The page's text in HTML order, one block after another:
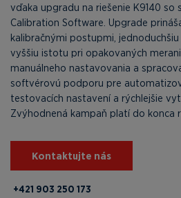
vďaka upgradu na riešenie K9140 so
Calibration Software. Upgrade
kalibračnými postupmi,
vyššiu istotu pri opakovaných
manuálneho nastavovania a
softvérovú podporu pre
testovacích nastavení a rýchlejšie
Zvýhodnená kampaň platí do konca
Kontaktujte nás
+421 903 250 173